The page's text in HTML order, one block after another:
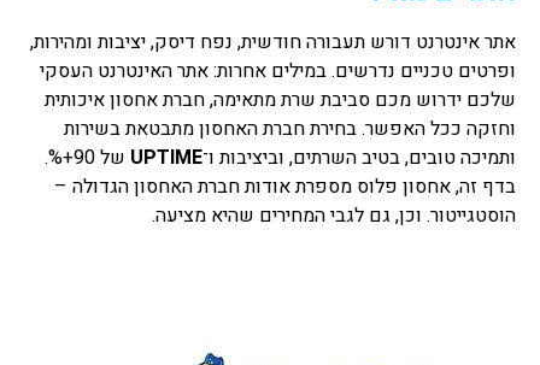
אתר אינטרנט דורש תעבורה חודשית, נפח דיסק, יציבות ומהירות,
ופרטים טכניים נדרשים. במילים אחרות: אתר האינטרנט העסקי
שלכם ידרוש מכם סביבת שרת מתאימה, חברת אחסון איכותית
וחזקה ככל האפשר. בחירת חברת האחסון מתבטאת בשירות
ותמיכה טובים, בטיב השרתים, וביציבות ו־UPTIME
של 90+%.
בדף זה, אחסון פלוס מספרת אודות חברת האחסון הגדולה –
הוסטגייטור. וכן, גם לגבי המחירים שהיא מציעה.